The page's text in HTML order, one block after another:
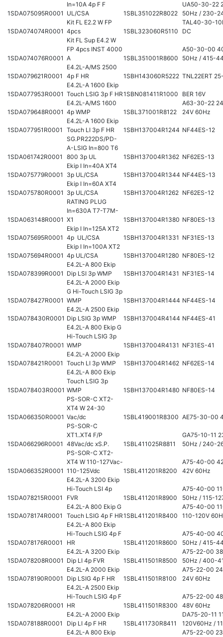
1SDA075095R0001
In=10A 4p F F
UL/CSA
1SBL351022R8022
UA50-30-22
50Hz / 230-
1SDA074074R0001
Kit FL E2.2 W FP
4pcs
1SBL323060R5110
TAL40-30-
DC
1SDA074076R0001
Kit FL Sup E4.2 W
FP 4pcs INST 4000
A
1SBL351001R8600
A50-30-00
50Hz / 415-
1SDA079621R0001
E4.2L-A/MS 2500
4p F HR
1SBH143060R5222 TNL22ERT
1SDA077953R0001
E4.2L-A 1600 Ekip
Touch LSIG 3p F HR1SBN081411R1000 BER 16V
1SDA079648R0001
E4.2L-A/MS 1600
4p WMP
1SBL371001R8122
A63-30-22
24V 60Hz
1SDA077951R0001
E4.2L-A 1600 Ekip
Touch LI 3p F HR
1SBH137004R1244 NF44ES-12
1SDA061742R0001
SG.PR222DS/PD-
A-LSIG In=800 T6
800 3p UL
1SBH137004R1362 NF62ES-13
1SDA075779R0001
Ekip I In=40A XT4
3p UL/CSA
1SBH137004R1344 NF44ES-13
1SDA075780R0001
Ekip I In=60A XT4
3p UL/CSA
1SBH137004R1262 NF62ES-12
1SDA063148R0001
RATING PLUG
In=630A T7-T7M-
X1
1SBH137004R1380 NF80ES-13
1SDA075695R0001
Ekip I In=125A XT2
4p UL/CSA
1SBH137004R1331 NF31ES-13
1SDA075694R0001
Ekip I In=100A XT2
4p UL/CSA
1SBH137004R1280 NF80ES-12
1SDA078399R0001
E4.2L-A 800 Ekip
Dip LSI 3p WMP
1SBH137004R1431 NF31ES-14
1SDA078427R0001
E4.2L-A 2000 Ekip
G Hi-Touch LSIG 3p
WMP
1SBH137004R1444 NF44ES-14
1SDA078430R0001
E4.2L-A 2500 Ekip
Dip LSIG 3p WMP
1SBH137004R4144 NF44ES-41
1SDA078407R0001
E4.2L-A 800 Ekip G
Hi-Touch LSIG 3p
WMP
1SBH137004R4131 NF31ES-41
1SDA078421R0001
E4.2L-A 2000 Ekip
Touch LI 3p WMP
1SBH137004R1462 NF62ES-14
1SDA078403R0001
E4.2L-A 800 Ekip
Touch LSIG 3p
WMP
1SBH137004R1480 NF80ES-14
1SDA066350R0001
PS-SOR-C XT2-
XT4 W 24-30
Vac/dc
1SBL419001R8300 AE75-30-00
1SDA066296R0001
PS-SOR-C
XT1..XT4 F/P
48Vac/dc xS.P.
1SBL411025R8811
GA75-10-11
50Hz / 240-
1SDA066352R0001
PS-SOR-C XT2-
XT4 W 110-127Vac-
110-125Vdc
1SBL411201R8200
A75-40-00
42V 60Hz
1SDA078215R0001
E4.2L-A 3200 Ekip
Hi-Touch LSI 4p
FVR
1SBL411201R8900
A75-40-00
50Hz / 115-
1SDA078174R0001
E4.2L-A 800 Ekip G
Touch LSIG 4p F HR1SBL411201R8400
A75-40-00
110-120V
1SDA078176R0001
E4.2L-A 800 Ekip
Hi-Touch LSIG 4p F
HR
1SBL411201R8600
A75-40-00
50Hz / 415-
1SDA078208R0001
E4.2L-A 3200 Ekip
Dip LI 4p FVR
1SBL411501R8500
A75-22-00
50Hz / 400-
1SDA078190R0001
E4.2L-A 2000 Ekip
Dip LSIG 4p F HR
1SBL411501R8100
A75-22-00
24V 60Hz
1SDA078206R0001
E4.2L-A 2500 Ekip
Hi-Touch LSIG 4p F
HR
1SBL411501R8300
A75-22-00
48V 60Hz
1SDA078188R0001
E4.2L-A 2000 Ekip
Dip LI 4p F HR
1SBL411730R8411
DA75-20-11
120V60Hz /
E4.2L-A 800 Ekip
A75-22-00